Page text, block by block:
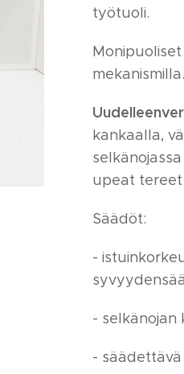
työtuoli.
mekanismilla.
kankaalla,
upeat
Säädöt:
-
- selkänojan
-